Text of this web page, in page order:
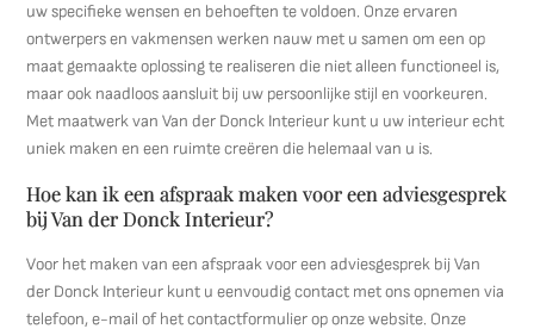
uw specifieke wensen en behoeften te voldoen. Onze ervaren
ontwerpers en vakmensen werken nauw met u samen om een op
maat gemaakte oplossing te realiseren die niet alleen functioneel is,
maar ook naadloos aansluit bij uw persoonlijke stijl en voorkeuren.
Met maatwerk van Van der Donck Interieur kunt u uw interieur echt
uniek maken en een ruimte creëren die helemaal van u is.
Hoe kan ik een afspraak maken voor een adviesgesprek
bij Van der Donck Interieur?
Voor het maken van een afspraak voor een adviesgesprek bij Van
der Donck Interieur kunt u eenvoudig contact met ons opnemen via
telefoon, e-mail of het contactformulier op onze website. Onze